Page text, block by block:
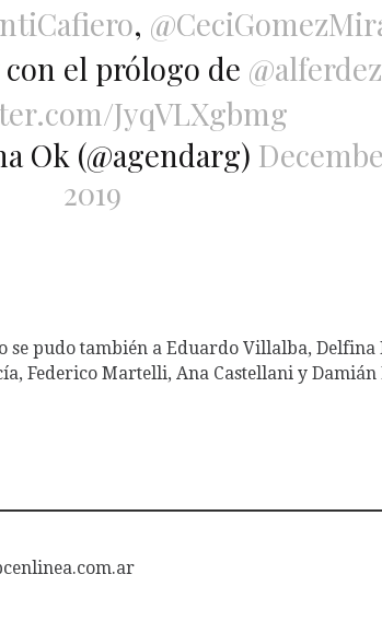
,
el prólogo de @alferdez
JyqVLXgbmg
Ok (@agendarg)
2019
se pudo también a Eduardo Villalba, Delfina
Federico Martelli, Ana Castellani y Damián